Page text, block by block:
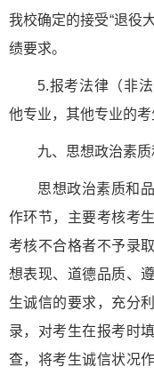
我校确定的接受“退役
绩要求。
5.报考法律（非
他专业，其他专业的考
九、思想政治素
思想政治素质和
作环节，主要考核考
考核不合格者不予录
想表现、道德品质、
生诚信的要求，充分
录，对考生在报考时
查，将考生诚信状况